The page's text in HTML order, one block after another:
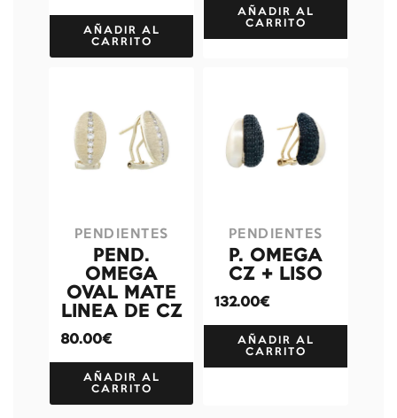
AÑADIR AL
CARRITO
AÑADIR AL
CARRITO
PENDIENTES
PEND.
OMEGA
OVAL MATE
LINEA DE CZ
80.00€
AÑADIR AL
CARRITO
PENDIENTES
P. OMEGA
CZ + LISO
132.00€
AÑADIR AL
CARRITO